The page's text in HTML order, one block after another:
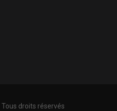
droits réservés